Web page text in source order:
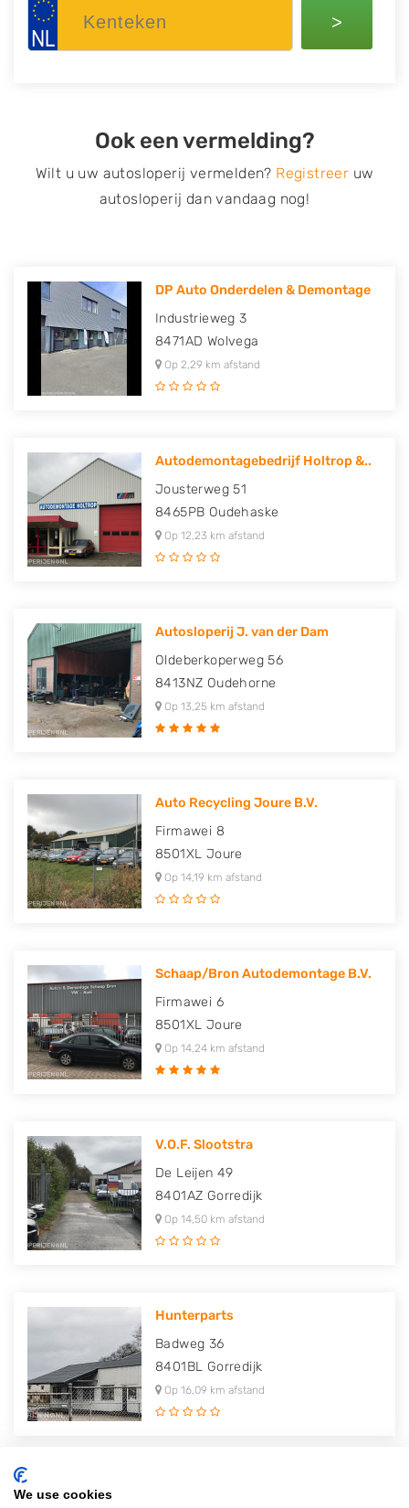
>
Ook een vermelding?
Wilt u uw autosloperij vermelden? Registreer uw
autosloperij dan vandaag nog!
DP Auto Onderdelen & Demontage
Industrieweg 3
8471AD Wolvega
Op 2,29 km afstand
Autodemontagebedrijf Holtrop &..
Jousterweg 51
8465PB Oudehaske
Op 12,23 km afstand
Autosloperij J. van der Dam
Oldeberkoperweg 56
8413NZ Oudehorne
Op 13,25 km afstand
Auto Recycling Joure B.V.
Firmawei 8
8501XL Joure
Op 14,19 km afstand
Schaap/Bron Autodemontage B.V.
Firmawei 6
8501XL Joure
Op 14,24 km afstand
V.O.F. Slootstra
De Leijen 49
8401AZ Gorredijk
Op 14,50 km afstand
Hunterparts
Badweg 36
8401BL Gorredijk
Op 16,09 km afstand
We use cookies